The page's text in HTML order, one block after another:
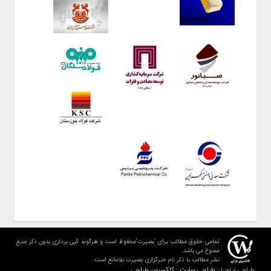
تمامی حقوق مطالب برای "بصیرت"محفوظ است و هرگونه کپی برداری بدون ذکر منبع
ممنوع می باشد.
نشر مطالب با ذکر نام خبرگزاری بصیرت بلامانع است.